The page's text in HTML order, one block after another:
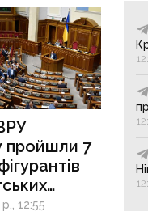
пройшли 7
12:55